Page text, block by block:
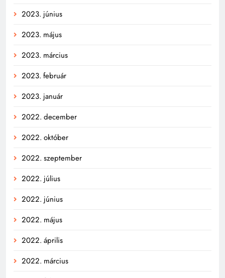
2023. június
2023. május
2023. március
2023. február
2023. január
2022. december
2022. október
2022. szeptember
2022. július
2022. június
2022. május
2022. április
2022. március